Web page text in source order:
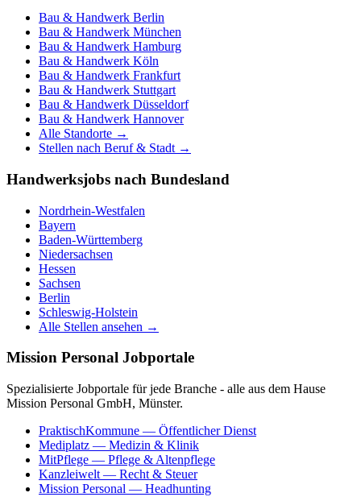
Bau & Handwerk Berlin
Bau & Handwerk München
Bau & Handwerk Hamburg
Bau & Handwerk Köln
Bau & Handwerk Frankfurt
Bau & Handwerk Stuttgart
Bau & Handwerk Düsseldorf
Bau & Handwerk Hannover
Alle Standorte →
Stellen nach Beruf & Stadt →
Handwerksjobs nach Bundesland
Nordrhein-Westfalen
Bayern
Baden-Württemberg
Niedersachsen
Hessen
Sachsen
Berlin
Schleswig-Holstein
Alle Stellen ansehen →
Mission Personal Jobportale
Spezialisierte Jobportale für jede Branche - alle aus dem Hause
Mission Personal GmbH, Münster.
PraktischKommune — Öffentlicher Dienst
Mediplatz — Medizin & Klinik
MitPflege — Pflege & Altenpflege
Kanzleiwelt — Recht & Steuer
Mission Personal — Headhunting